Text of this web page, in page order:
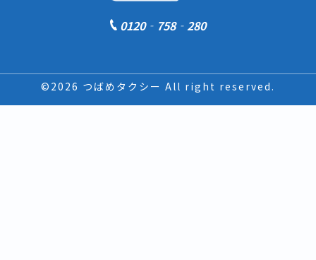
0120‐758‐280
©2026 つばめタクシー All right reserved.